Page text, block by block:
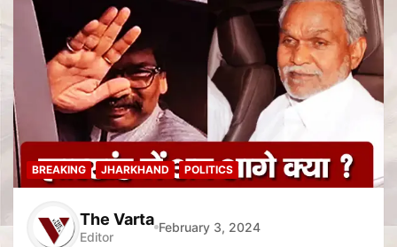
BREAKING JHARKHAND POLITICS
The Varta
Editor
February 3, 2024